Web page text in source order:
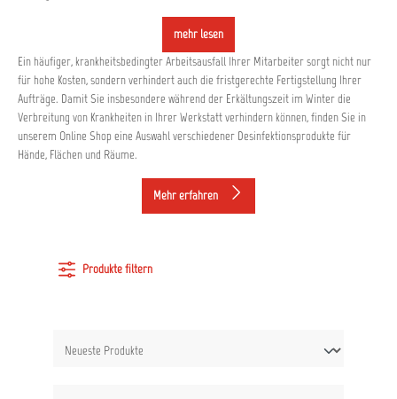
mehr lesen
Ein häufiger, krankheitsbedingter Arbeitsausfall Ihrer Mitarbeiter sorgt nicht nur
für hohe Kosten, sondern verhindert auch die fristgerechte Fertigstellung Ihrer
Aufträge. Damit Sie insbesondere während der Erkältungszeit im Winter die
Verbreitung von Krankheiten in Ihrer Werkstatt verhindern können, finden Sie in
unserem Online Shop eine Auswahl verschiedener Desinfektionsprodukte für
Hände, Flächen und Räume.
Mehr erfahren
Produkte filtern